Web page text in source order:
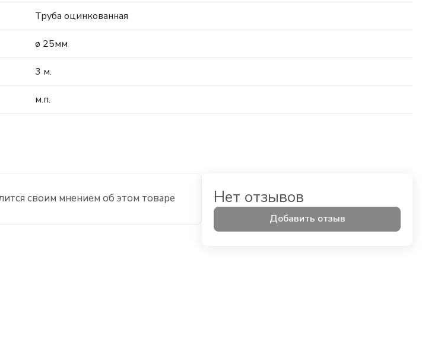
Труба оцинкованная
ø 25мм
3 м.
м.п.
своим мнением об этом товаре Нет отзывов
Добавить отзыв